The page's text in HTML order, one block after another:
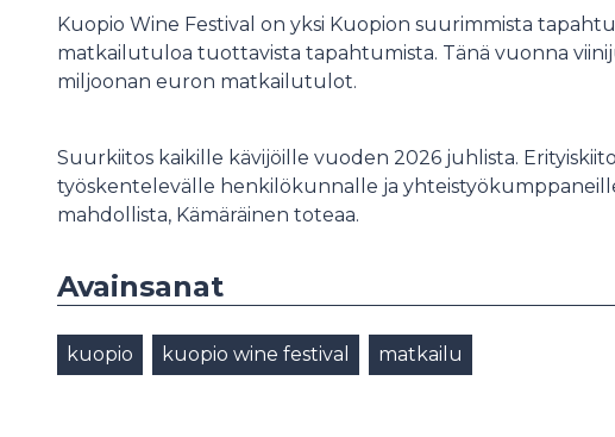
Kuopio Wine Festival on yksi Kuopion suurimmista
matkailutuloa tuottavista tapahtumista. Tänä vuonna
miljoonan euron matkailutulot.
Suurkiitos kaikille kävijöille vuoden 2026 juhlista.
työskentelevälle henkilökunnalle ja
mahdollista, Kämäräinen toteaa.
Avainsanat
kuopio kuopio wine festival matkailu